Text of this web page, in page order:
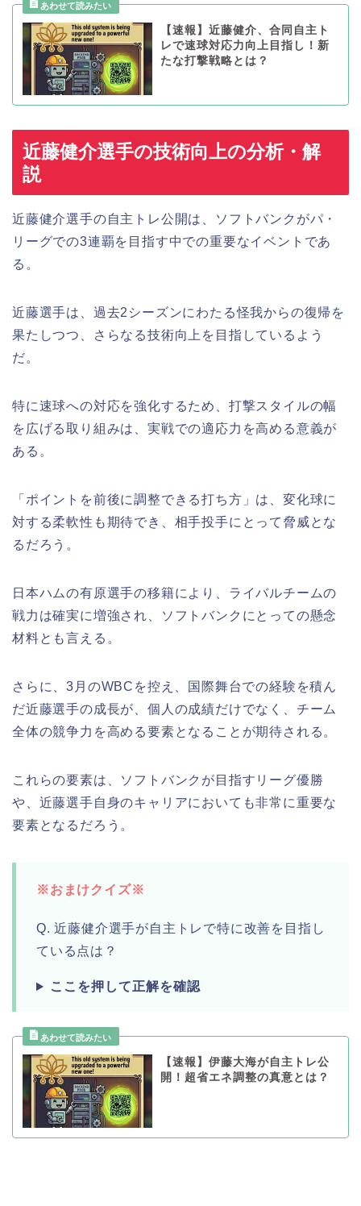
【速報】近藤健介、合同自主ト
レで速球対応力向上目指し！新
たな打撃戦略とは？
近藤健介選手の技術向上の分析・解
説
近藤健介選手の自主トレ公開は、ソフトバンクがパ・
リーグでの3連覇を目指す中での重要なイベントであ
る。
近藤選手は、過去2シーズンにわたる怪我からの復帰を
果たしつつ、さらなる技術向上を目指しているよう
だ。
特に速球への対応を強化するため、打撃スタイルの幅
を広げる取り組みは、実戦での適応力を高める意義が
ある。
「ポイントを前後に調整できる打ち方」は、変化球に
対する柔軟性も期待でき、相手投手にとって脅威とな
るだろう。
日本ハムの有原選手の移籍により、ライバルチームの
戦力は確実に増強され、ソフトバンクにとっての懸念
材料とも言える。
さらに、3月のWBCを控え、国際舞台での経験を積ん
だ近藤選手の成長が、個人の成績だけでなく、チーム
全体の競争力を高める要素となることが期待される。
これらの要素は、ソフトバンクが目指すリーグ優勝
や、近藤選手自身のキャリアにおいても非常に重要な
要素となるだろう。
※おまけクイズ※
Q. 近藤健介選手が自主トレで特に改善を目指し
ている点は？
ここを押して正解を確認
【速報】伊藤大海が自主トレ公
開！超省エネ調整の真意とは？